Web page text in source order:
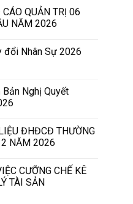
CÁO QUẢN TRỊ 06
NĂM 2026
đổi Nhân Sự 2026
Bản Nghị Quyết
ĐHĐCĐ THƯỜNG
2 NĂM 2026
CƯỠNG CHẾ KÊ
TÀI SẢN